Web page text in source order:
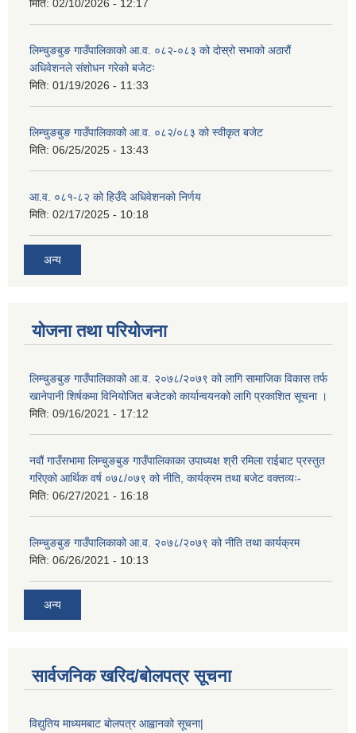
मिति: 02/10/2026 - 12:17
लिम्चुङबुङ गाउँपालिकाको आ.व. ०८२-०८३ को दोस्रो सभाको अठारौं
अधिवेशनले संशोधन गरेको बजेटः
मिति: 01/19/2026 - 11:33
लिम्चुङबुङ गाउँपालिकाको आ.व. ०८२/०८३ को स्वीकृत बजेट
मिति: 06/25/2025 - 13:43
आ.व. ०८१-८२ को हिउँदे अधिवेशनको निर्णय
मिति: 02/17/2025 - 10:18
अन्य
योजना तथा परियोजना
लिम्चुङबुङ गाउँपालिकाको आ.व. २०७८/२०७९ को लागि सामाजिक विकास तर्फ
खानेपानी शिर्षकमा विनियोजित बजेटको कार्यान्वयनको लागि प्रकाशित सूचना ।
मिति: 09/16/2021 - 17:12
नवौं गाउँसभामा लिम्चुङबुङ गाउँपालिकाका उपाध्यक्ष श्री रमिला राईबाट प्रस्तुत
गरिएको आर्थिक वर्ष ०७८/०७९ को नीति, कार्यक्रम तथा बजेट वक्तव्यः-
मिति: 06/27/2021 - 16:18
लिम्चुङबुङ गाउँपालिकाको आ.व. २०७८/२०७९ को नीति तथा कार्यक्रम
मिति: 06/26/2021 - 10:13
अन्य
सार्वजनिक खरिद/बोलपत्र सूचना
विद्युतिय माध्यमबाट बोलपत्र आह्वानको सूचना|